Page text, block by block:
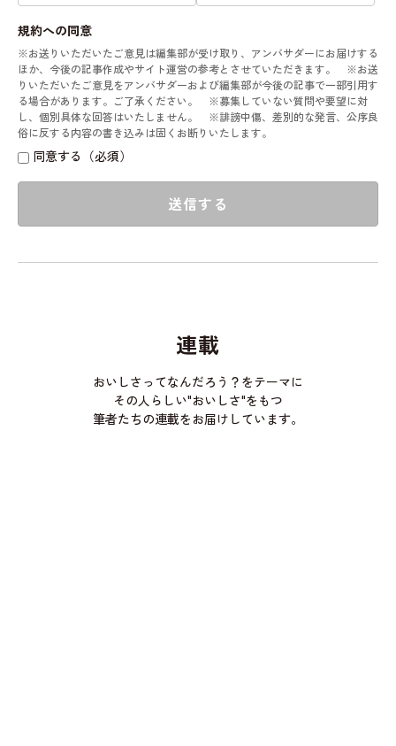
規約への同意
※お送りいただいたご意見は編集部が受け取り、アンバサダーにお届けする
ほか、今後の記事作成やサイト運営の参考とさせていただきます。 ※お送
りいただいたご意見をアンバサダーおよび編集部が今後の記事で一部引用す
る場合があります。ご了承ください。 ※募集していない質問や要望に対
し、個別具体な回答はいたしません。 ※誹謗中傷、差別的な発言、公序良
俗に反する内容の書き込みは固くお断りいたします。
同意する（必須）
送信する
連載
おいしさってなんだろう？をテーマに
その人らしい"おいしさ"をもつ
筆者たちの連載をお届けしています。